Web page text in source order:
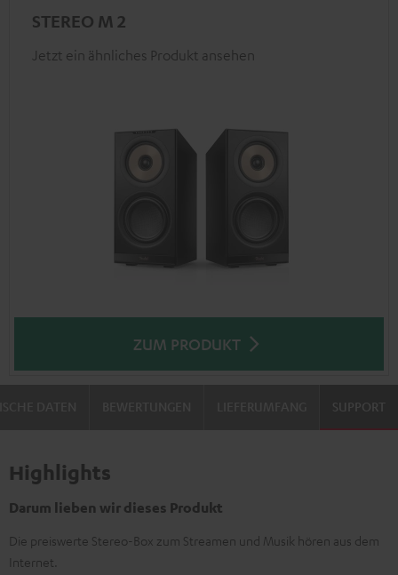
STEREO M 2
Jetzt ein ähnliches Produkt ansehen
ZUM PRODUKT
SUPPORT
Highlights
Darum lieben wir dieses Produkt
Die preiswerte Stereo-Box zum Streamen und Musik hören aus dem
Internet.